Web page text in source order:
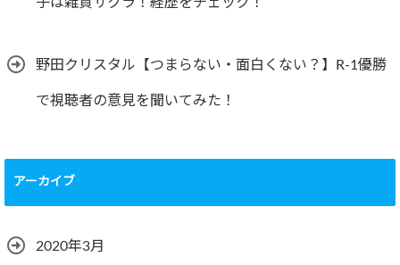
野田クリスタル【つまらない・面白くない？】R-1優勝
で視聴者の意見を聞いてみた！
アーカイブ
2020年3月